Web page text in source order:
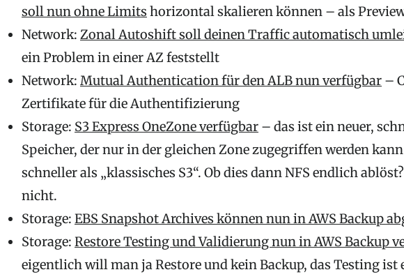
soll nun ohne Limits horizontal skalieren können – als
Network: Zonal Autoshift soll deinen Traffic automatisch
ein Problem in einer AZ feststellt
Network: Mutual Authentication für den ALB nun verfügbar –
Zertifikate für die Authentifizierung
Storage: S3 Express OneZone verfügbar – das ist ein neuer,
Speicher, der nur in der gleichen Zone zugegriffen werden
schneller als „klassisches S3“. Ob dies dann NFS endlich
nicht.
Storage: EBS Snapshot Archives können nun in AWS Backup
Storage: Restore Testing und Validierung nun in AWS Backup
eigentlich will man ja Restore und kein Backup, das Testing